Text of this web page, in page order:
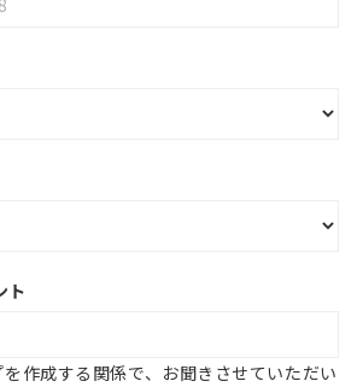
ト
作成する関係で、お聞きさせていただい